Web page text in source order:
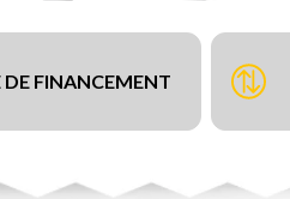
FINANCEMENT